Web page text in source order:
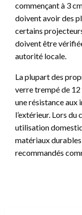
commençant à 3
doivent avoir des
certains
doivent être
autorité locale.
La plupart des
verre trempé de
une résistance aux
l’extérieur. Lors
utilisation
matériaux
recommandés